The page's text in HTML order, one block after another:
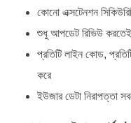
কোনো এক্সটেনশন
শুধু আপডেট রিভিউ করতেই
প্রতিটি লাইন কোড,
করে
ইউজার ডেটা নিরাপত্তা